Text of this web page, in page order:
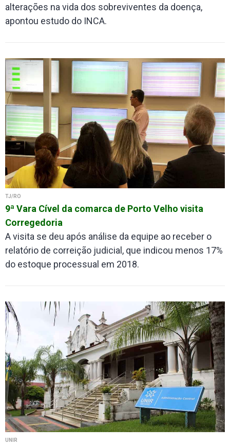
alterações na vida dos sobreviventes da doença,
apontou estudo do INCA.
TJ/RO
9ª Vara Cível da comarca de Porto Velho visita
Corregedoria
A visita se deu após análise da equipe ao receber o
relatório de correição judicial, que indicou menos 17%
do estoque processual em 2018.
UNIR